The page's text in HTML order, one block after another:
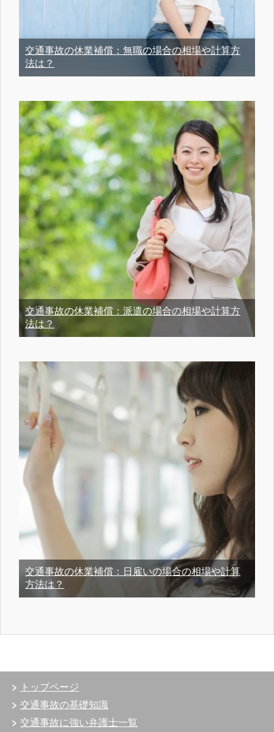
交通事故の休業補償：無職の場合の相場や計算方
法は？
交通事故の休業補償：派遣の場合の相場や計算方
法は？
交通事故の休業補償：日雇いの場合の相場や計算
方法は？
トップページ
交通事故の基礎知識
交通事故に強い弁護士一覧